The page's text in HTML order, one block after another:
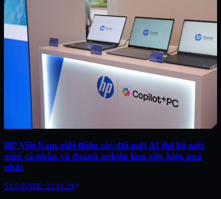
HP Việt Nam giới thiệu các đổi mới AI thế hệ mới
giúp cá nhân và doanh nghiệp làm việc hiệu quả
nhất
SYS.DATE: 23.04.2026